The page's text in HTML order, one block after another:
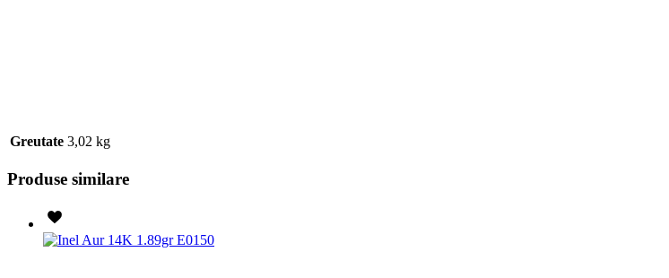
Greutate 3,02 kg
Produse similare